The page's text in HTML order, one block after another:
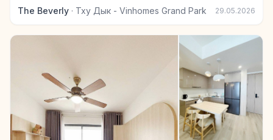
The Beverly · Тху Дык - Vinhomes Grand Park 29.05.2026